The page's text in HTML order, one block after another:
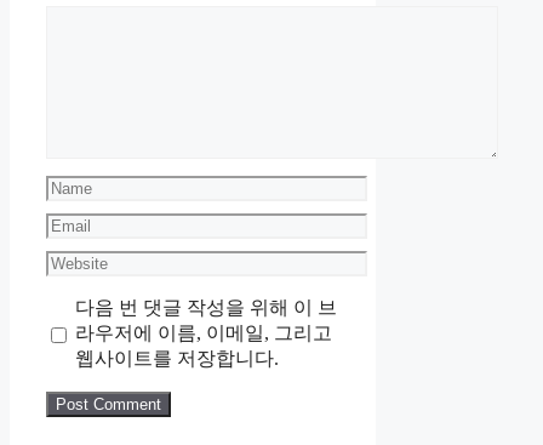
Name
Email
Website
다음 번 댓글 작성을 위해 이 브
라우저에 이름, 이메일, 그리고
웹사이트를 저장합니다.